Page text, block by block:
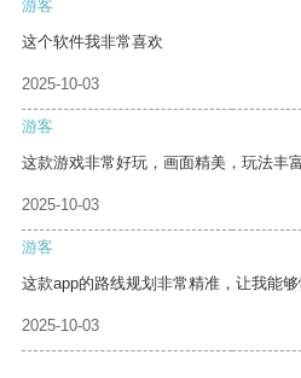
游客
这个软件我非常喜欢
2025-10-03
游客
这款游戏非常好玩，画面精美，玩法丰富
2025-10-03
游客
这款app的路线规划非常精准，让我能够
2025-10-03